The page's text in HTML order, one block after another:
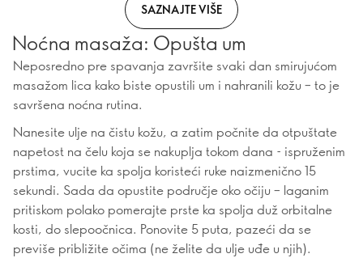
SAZNAJTE VIŠE
Noćna masaža: Opušta um
Neposredno pre spavanja završite svaki dan smirujućom
masažom lica kako biste opustili um i nahranili kožu – to je
savršena noćna rutina.
Nanesite ulje na čistu kožu, a zatim počnite da otpuštate
napetost na čelu koja se nakuplja tokom dana - ispruženim
prstima, vucite ka spolja koristeći ruke naizmenično 15
sekundi. Sada da opustite područje oko očiju – laganim
pritiskom polako pomerajte prste ka spolja duž orbitalne
kosti, do slepoočnica. Ponovite 5 puta, pazeći da se
previše približite očima (ne želite da ulje uđe u njih).